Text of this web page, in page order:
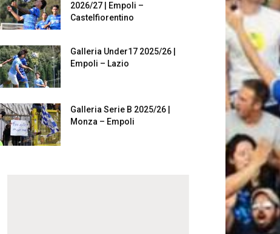
2026/27 | Empoli –
Castelfiorentino
Galleria Under17 2025/26 |
Empoli – Lazio
Galleria Serie B 2025/26 |
Monza – Empoli